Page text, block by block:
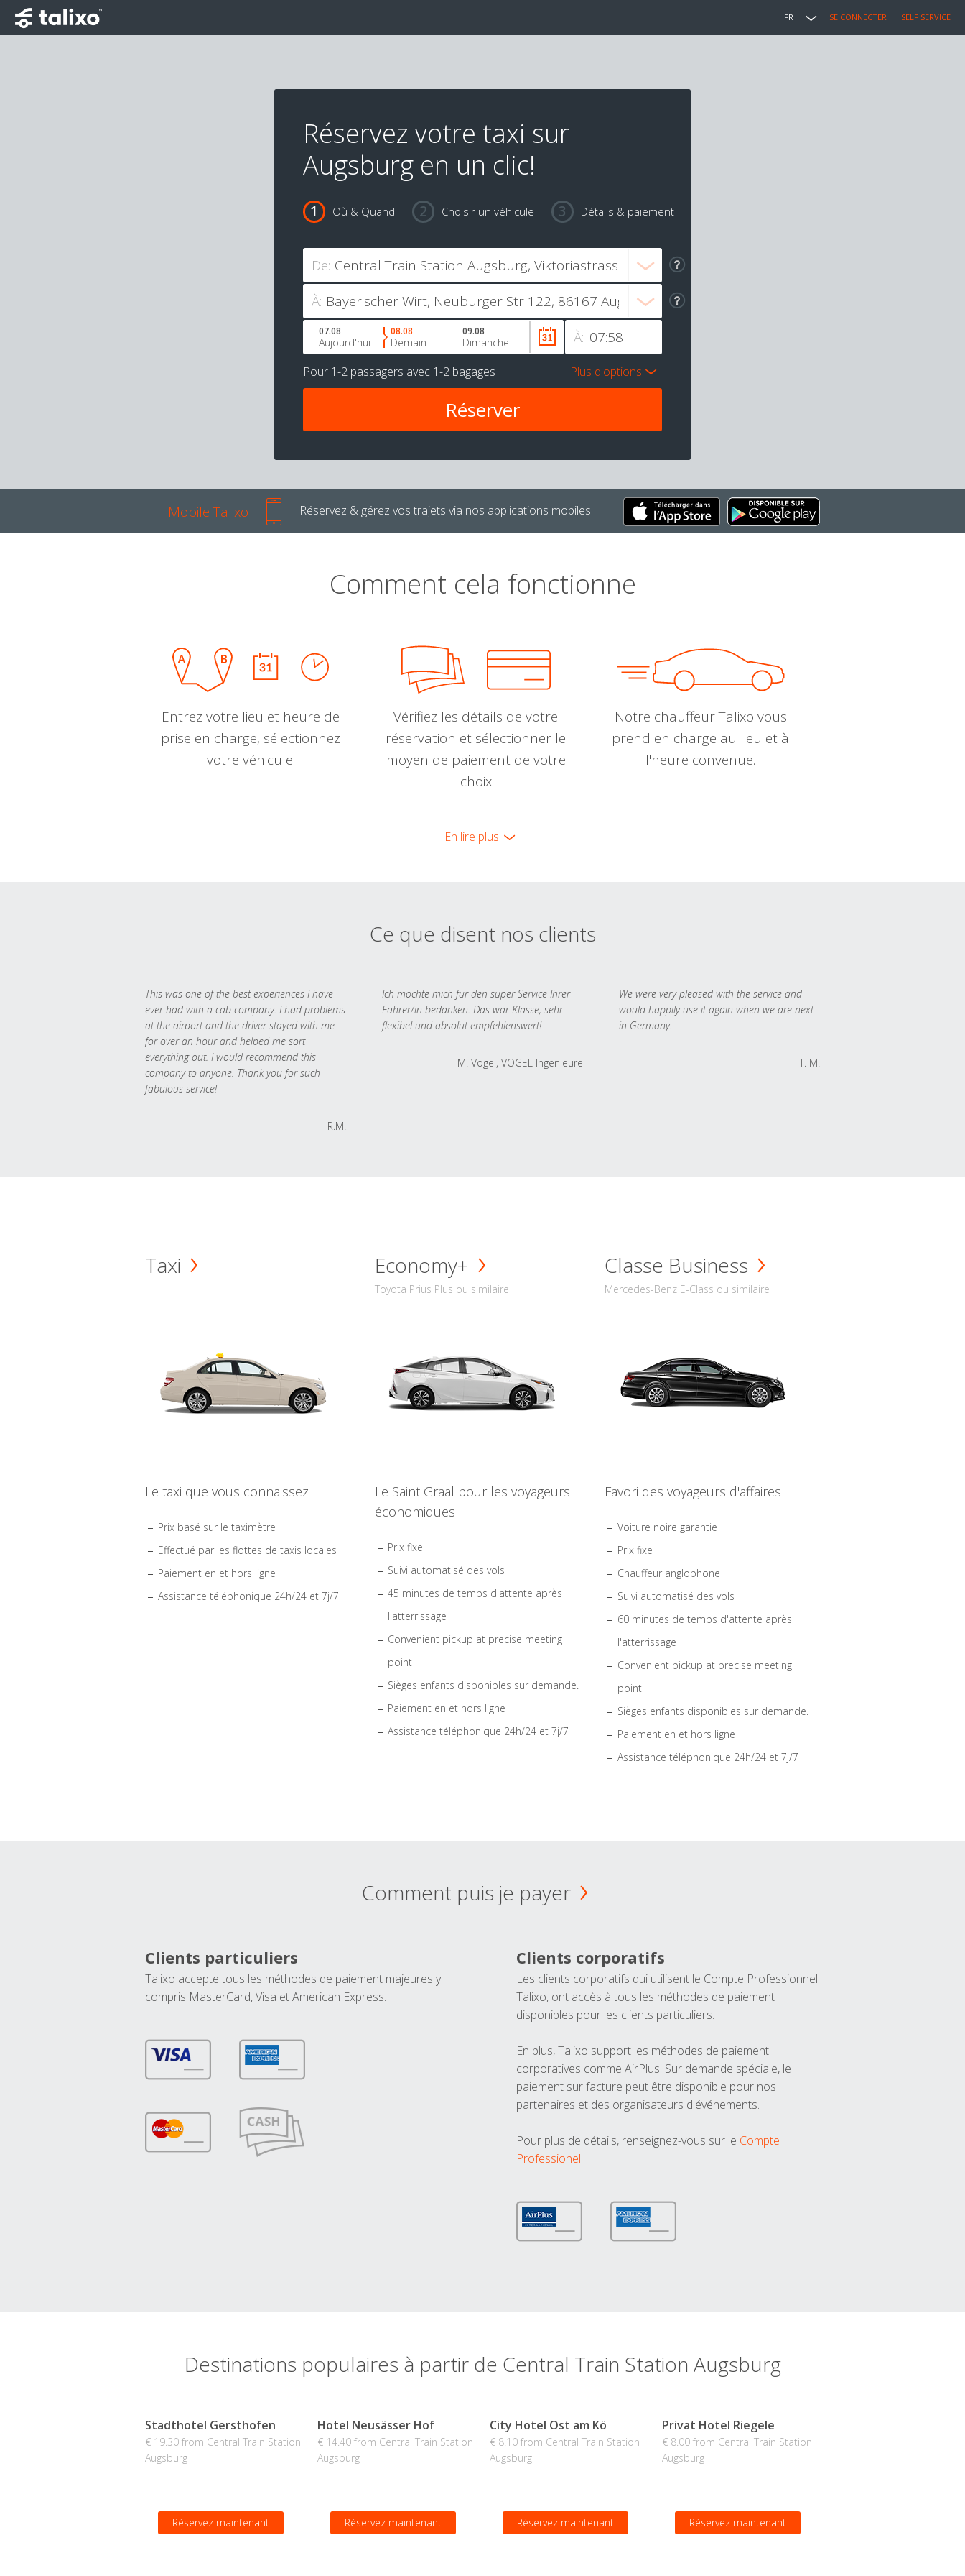
FR SE CONNECTER SELF SERVICE
Réservez votre taxi sur
Augsburg en un clic!
Où & Quand Choisir un véhicule Détails & paiement
De:
À:
À:
07.08
Aujourd'hui
08.08
Demain
09.08
Dimanche
Pour 1-2 passagers avec 1-2 bagages Plus d'options
Mobile Talixo Réservez & gérez vos trajets via nos applications mobiles.
Comment cela fonctionne
Entrez votre lieu et heure de
prise en charge, sélectionnez
votre véhicule.
Vérifiez les détails de votre
réservation et sélectionner le
moyen de paiement de votre
choix
Notre chauffeur Talixo vous
prend en charge au lieu et à
l'heure convenue.
En lire plus
Ce que disent nos clients
This was one of the best experiences I have
ever had with a cab company. I had problems
at the airport and the driver stayed with me
for over an hour and helped me sort
everything out. I would recommend this
company to anyone. Thank you for such
fabulous service!
R.M.
Ich möchte mich für den super Service Ihrer
Fahrer/in bedanken. Das war Klasse, sehr
flexibel und absolut empfehlenswert!
M. Vogel, VOGEL Ingenieure
We were very pleased with the service and
would happily use it again when we are next
in Germany.
T. M.
Taxi
Le taxi que vous connaissez
Prix basé sur le taximètre
Effectué par les flottes de taxis locales
Paiement en et hors ligne
Assistance téléphonique 24h/24 et 7j/7
Economy+
Toyota Prius Plus ou similaire
Le Saint Graal pour les voyageurs
économiques
Prix fixe
Suivi automatisé des vols
45 minutes de temps d'attente après
l'atterrissage
Convenient pickup at precise meeting
point
Sièges enfants disponibles sur demande.
Paiement en et hors ligne
Assistance téléphonique 24h/24 et 7j/7
Classe Business
Mercedes-Benz E-Class ou similaire
Favori des voyageurs d'affaires
Voiture noire garantie
Prix fixe
Chauffeur anglophone
Suivi automatisé des vols
60 minutes de temps d'attente après
l'atterrissage
Convenient pickup at precise meeting
point
Sièges enfants disponibles sur demande.
Paiement en et hors ligne
Assistance téléphonique 24h/24 et 7j/7
Comment puis je payer
Clients particuliers
Talixo accepte tous les méthodes de paiement majeures y
compris MasterCard, Visa et American Express.
Clients corporatifs
Les clients corporatifs qui utilisent le Compte Professionnel
Talixo, ont accès à tous les méthodes de paiement
disponibles pour les clients particuliers.
En plus, Talixo support les méthodes de paiement
corporatives comme AirPlus. Sur demande spéciale, le
paiement sur facture peut être disponible pour nos
partenaires et des organisateurs d'événements.
Pour plus de détails, renseignez-vous sur le Compte
Professionel.
Destinations populaires à partir de Central Train Station Augsburg
Stadthotel Gersthofen
€ 19.30 from Central Train Station
Augsburg
Réservez maintenant
Hotel Neusässer Hof
€ 14.40 from Central Train Station
Augsburg
Réservez maintenant
City Hotel Ost am Kö
€ 8.10 from Central Train Station
Augsburg
Réservez maintenant
Privat Hotel Riegele
€ 8.00 from Central Train Station
Augsburg
Réservez maintenant